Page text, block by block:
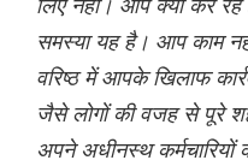
समस्या यह है। आप काम
वरिष्ठ में आपके खिलाफ
जैसे लोगों की वजह से पूरे
अपने अधीनस्थ